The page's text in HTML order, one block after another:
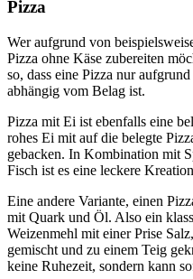
Pizza
Wer aufgrund von
Pizza ohne Käse zubereiten
so, dass eine Pizza nur
abhängig vom Belag ist.
Pizza mit Ei ist ebenfalls eine
rohes Ei mit auf die belegte
gebacken. In Kombination mit
Fisch ist es eine leckere
Eine andere Variante, einen
mit Quark und Öl. Also ein
Weizenmehl mit einer Prise
gemischt und zu einem Teig
keine Ruhezeit, sondern kann